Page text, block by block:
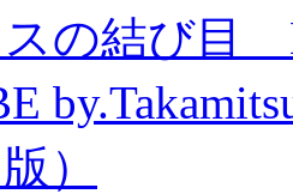
の結び目
）